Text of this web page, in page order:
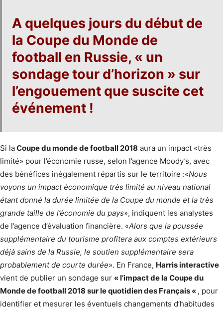
A quelques jours du début de
la Coupe du Monde de
football en Russie, « un
sondage tour d’horizon » sur
l’engouement que suscite cet
événement !
Si laCoupe du monde de football 2018 aura un impact «très
limité» pour l’économie russe, selon l’agence Moody’s, avec
des bénéfices inégalement répartis sur le territoire :«Nous
voyons un impact économique très limité au niveau national
étant donné la durée limitée de la Coupe du monde et la très
grande taille de l’économie du pays», indiquent les analystes
de l’agence d’évaluation financière. «Alors que la poussée
supplémentaire du tourisme profitera aux comptes extérieurs
déjà sains de la Russie, le soutien supplémentaire sera
probablement de courte durée». En France, Harris interactive
vient de publier un sondage sur « l’impact de la Coupe du
Monde de football 2018 sur le quotidien des Français « , pour
identifier et mesurer les éventuels changements d’habitudes